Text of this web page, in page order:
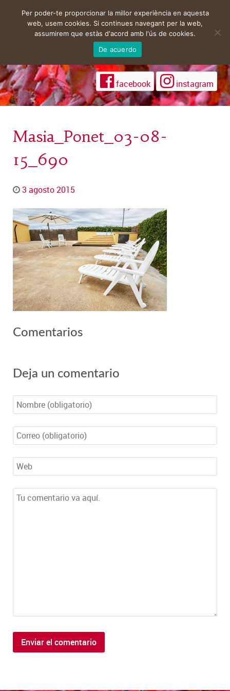
facebook instagram
Masia_Ponet_03-08-
15_690
3 agosto 2015
Comentarios
Deja un comentario
Per poder-te proporcionar la millor experiència en aquesta
web, usem cookies. Si continues navegant per la web,
assumirem que estàs d'acord amb l'ús de cookies.
De acuerdo